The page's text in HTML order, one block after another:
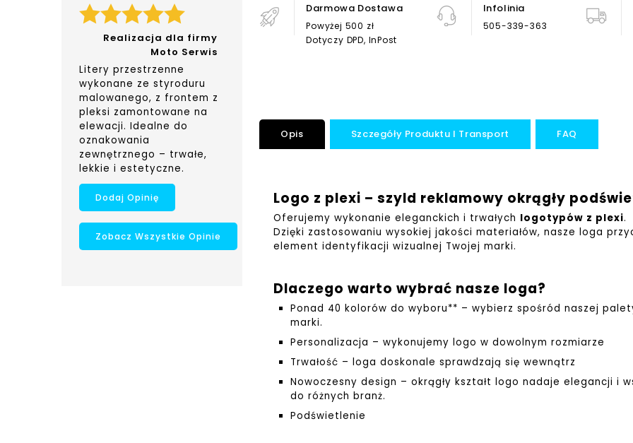
Realizacja dla firmy
Moto Serwis
Litery przestrzenne
wykonane ze styroduru
malowanego, z frontem z
pleksi zamontowane na
elewacji. Idealne do
oznakowania
zewnętrznego – trwałe,
lekkie i estetyczne.
Dodaj Opinię
Zobacz Wszystkie Opinie
Darmowa Dostawa
Powyżej 500 zł
Dotyczy DPD, InPost
Infolinia
505-339-363
Opis Szczegóły Produktu I Transport FAQ
Logo z plexi – szyld reklamowy okrągły
Oferujemy wykonanie eleganckich i trwałych logotypów z plexi.
Dzięki zastosowaniu wysokiej jakości materiałów, nasze loga
element identyfikacji wizualnej Twojej marki.
Dlaczego warto wybrać nasze loga?
Ponad 40 kolorów do wyboru** – wybierz spośród naszej
marki.
Personalizacja – wykonujemy logo w dowolnym rozmiarze
Trwałość – loga doskonale sprawdzają się wewnątrz
Nowoczesny design – okrągły kształt logo nadaje elegancji i
do różnych branż.
Podświetlenie